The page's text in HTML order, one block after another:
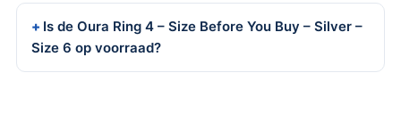
Is de Oura Ring 4 – Size Before You Buy – Silver –
Size 6 op voorraad?